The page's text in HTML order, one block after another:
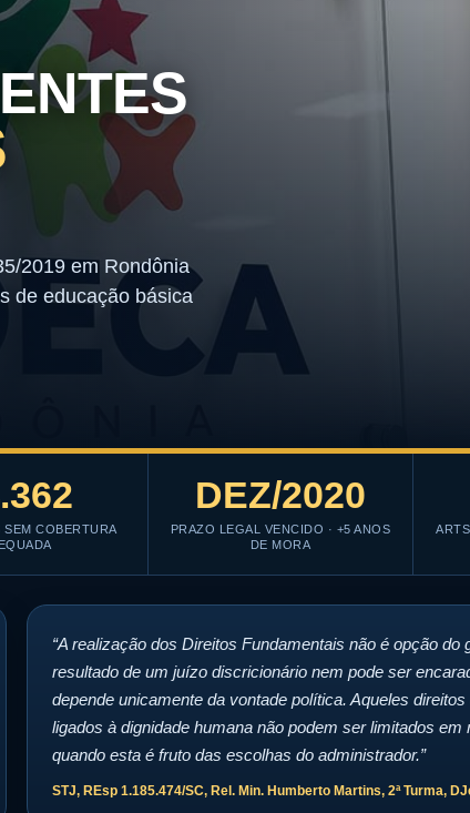
2019 em Rondônia
de educação básica
SEM COBERTURA
DEZ/2020
PRAZO LEGAL VENCIDO · +5 ANOS
DE MORA
“A realização dos Direitos Fundamentais não é opção do
resultado de um juízo discricionário nem pode ser
depende unicamente da vontade política. Aqueles
ligados à dignidade humana não podem ser limitados
quando esta é fruto das escolhas do administrador.”
STJ, REsp 1.185.474/SC, Rel. Min. Humberto Martins, 2ª Turma,